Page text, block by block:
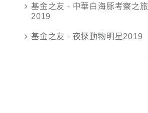
基金之友 - 中華白海豚考察之旅
2019
基金之友 - 夜探動物明星2019